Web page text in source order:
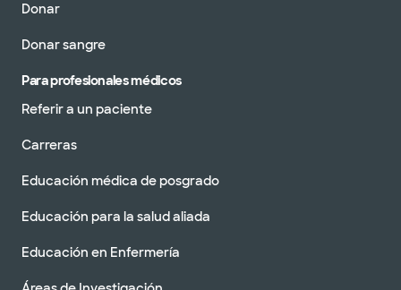
Donar
Donar sangre
Para profesionales médicos
Referir a un paciente
Carreras
Educación médica de posgrado
Educación para la salud aliada
Educación en Enfermería